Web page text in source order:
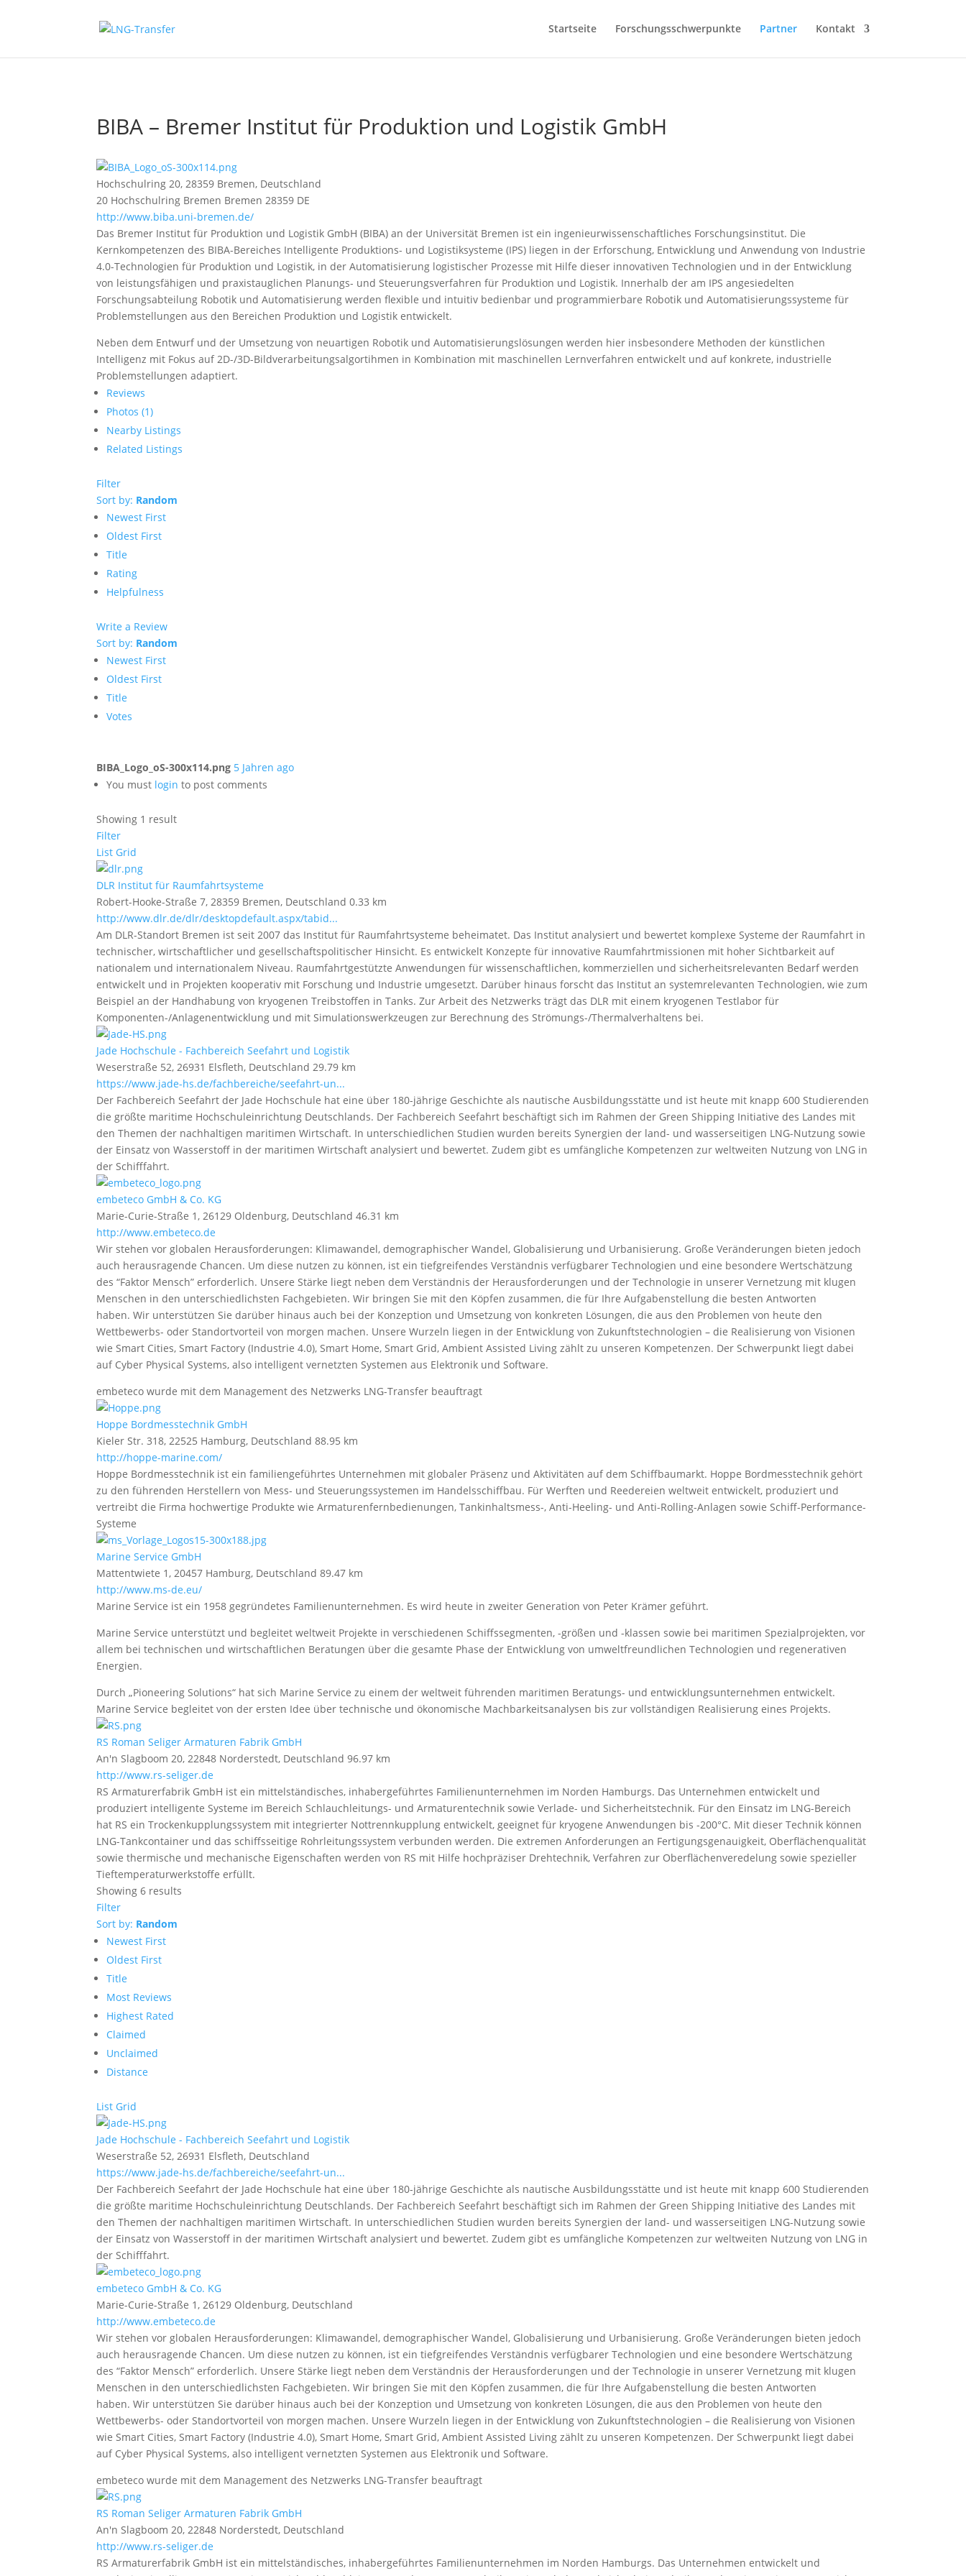
Startseite Forschungsschwerpunkte Partner Kontakt
BIBA – Bremer Institut für Produktion und Logistik GmbH
Hochschulring 20, 28359 Bremen, Deutschland
20 Hochschulring Bremen Bremen 28359 DE
http://www.biba.uni-bremen.de/
Das Bremer Institut für Produktion und Logistik GmbH (BIBA) an der Universität Bremen ist ein ingenieurwissenschaftliches Forschungsinstitut. Die
Kernkompetenzen des BIBA-Bereiches Intelligente Produktions- und Logistiksysteme (IPS) liegen in der Erforschung, Entwicklung und Anwendung von Industrie
4.0-Technologien für Produktion und Logistik, in der Automatisierung logistischer Prozesse mit Hilfe dieser innovativen Technologien und in der Entwicklung
von leistungsfähigen und praxistauglichen Planungs- und Steuerungsverfahren für Produktion und Logistik. Innerhalb der am IPS angesiedelten
Forschungsabteilung Robotik und Automatisierung werden flexible und intuitiv bedienbar und programmierbare Robotik und Automatisierungssysteme für
Problemstellungen aus den Bereichen Produktion und Logistik entwickelt.
Neben dem Entwurf und der Umsetzung von neuartigen Robotik und Automatisierungslösungen werden hier insbesondere Methoden der künstlichen
Intelligenz mit Fokus auf 2D-/3D-Bildverarbeitungsalgortihmen in Kombination mit maschinellen Lernverfahren entwickelt und auf konkrete, industrielle
Problemstellungen adaptiert.
Reviews
Photos (1)
Nearby Listings
Related Listings
Filter
Sort by: Random
Newest First
Oldest First
Title
Rating
Helpfulness
Write a Review
Sort by: Random
Newest First
Oldest First
Title
Votes
BIBA_Logo_oS-300x114.png 5 Jahren ago
You must login to post comments
Showing 1 result
Filter
List Grid
DLR Institut für Raumfahrtsysteme
Robert-Hooke-Straße 7, 28359 Bremen, Deutschland 0.33 km
http://www.dlr.de/dlr/desktopdefault.aspx/tabid...
Am DLR-Standort Bremen ist seit 2007 das Institut für Raumfahrtsysteme beheimatet. Das Institut analysiert und bewertet komplexe Systeme der Raumfahrt in
technischer, wirtschaftlicher und gesellschaftspolitischer Hinsicht. Es entwickelt Konzepte für innovative Raumfahrtmissionen mit hoher Sichtbarkeit auf
nationalem und internationalem Niveau. Raumfahrtgestützte Anwendungen für wissenschaftlichen, kommerziellen und sicherheitsrelevanten Bedarf werden
entwickelt und in Projekten kooperativ mit Forschung und Industrie umgesetzt. Darüber hinaus forscht das Institut an systemrelevanten Technologien, wie zum
Beispiel an der Handhabung von kryogenen Treibstoffen in Tanks. Zur Arbeit des Netzwerks trägt das DLR mit einem kryogenen Testlabor für
Komponenten-/Anlagenentwicklung und mit Simulationswerkzeugen zur Berechnung des Strömungs-/Thermalverhaltens bei.
Jade Hochschule - Fachbereich Seefahrt und Logistik
Weserstraße 52, 26931 Elsfleth, Deutschland 29.79 km
https://www.jade-hs.de/fachbereiche/seefahrt-un...
Der Fachbereich Seefahrt der Jade Hochschule hat eine über 180-jährige Geschichte als nautische Ausbildungsstätte und ist heute mit knapp 600 Studierenden
die größte maritime Hochschuleinrichtung Deutschlands. Der Fachbereich Seefahrt beschäftigt sich im Rahmen der Green Shipping Initiative des Landes mit
den Themen der nachhaltigen maritimen Wirtschaft. In unterschiedlichen Studien wurden bereits Synergien der land- und wasserseitigen LNG-Nutzung sowie
der Einsatz von Wasserstoff in der maritimen Wirtschaft analysiert und bewertet. Zudem gibt es umfängliche Kompetenzen zur weltweiten Nutzung von LNG in
der Schifffahrt.
embeteco GmbH & Co. KG
Marie-Curie-Straße 1, 26129 Oldenburg, Deutschland 46.31 km
http://www.embeteco.de
Wir stehen vor globalen Herausforderungen: Klimawandel, demographischer Wandel, Globalisierung und Urbanisierung. Große Veränderungen bieten jedoch
auch herausragende Chancen. Um diese nutzen zu können, ist ein tiefgreifendes Verständnis verfügbarer Technologien und eine besondere Wertschätzung
des “Faktor Mensch” erforderlich. Unsere Stärke liegt neben dem Verständnis der Herausforderungen und der Technologie in unserer Vernetzung mit klugen
Menschen in den unterschiedlichsten Fachgebieten. Wir bringen Sie mit den Köpfen zusammen, die für Ihre Aufgabenstellung die besten Antworten
haben. Wir unterstützen Sie darüber hinaus auch bei der Konzeption und Umsetzung von konkreten Lösungen, die aus den Problemen von heute den
Wettbewerbs- oder Standortvorteil von morgen machen. Unsere Wurzeln liegen in der Entwicklung von Zukunftstechnologien – die Realisierung von Visionen
wie Smart Cities, Smart Factory (Industrie 4.0), Smart Home, Smart Grid, Ambient Assisted Living zählt zu unseren Kompetenzen. Der Schwerpunkt liegt dabei
auf Cyber Physical Systems, also intelligent vernetzten Systemen aus Elektronik und Software.
embeteco wurde mit dem Management des Netzwerks LNG-Transfer beauftragt
Hoppe Bordmesstechnik GmbH
Kieler Str. 318, 22525 Hamburg, Deutschland 88.95 km
http://hoppe-marine.com/
Hoppe Bordmesstechnik ist ein familiengeführtes Unternehmen mit globaler Präsenz und Aktivitäten auf dem Schiffbaumarkt. Hoppe Bordmesstechnik gehört
zu den führenden Herstellern von Mess- und Steuerungssystemen im Handelsschiffbau. Für Werften und Reedereien weltweit entwickelt, produziert und
vertreibt die Firma hochwertige Produkte wie Armaturenfernbedienungen, Tankinhaltsmess-, Anti-Heeling- und Anti-Rolling-Anlagen sowie Schiff-Performance-
Systeme
Marine Service GmbH
Mattentwiete 1, 20457 Hamburg, Deutschland 89.47 km
http://www.ms-de.eu/
Marine Service ist ein 1958 gegründetes Familienunternehmen. Es wird heute in zweiter Generation von Peter Krämer geführt.
Marine Service unterstützt und begleitet weltweit Projekte in verschiedenen Schiffssegmenten, -größen und -klassen sowie bei maritimen Spezialprojekten, vor
allem bei technischen und wirtschaftlichen Beratungen über die gesamte Phase der Entwicklung von umweltfreundlichen Technologien und regenerativen
Energien.
Durch „Pioneering Solutions“ hat sich Marine Service zu einem der weltweit führenden maritimen Beratungs- und entwicklungsunternehmen entwickelt.
Marine Service begleitet von der ersten Idee über technische und ökonomische Machbarkeitsanalysen bis zur vollständigen Realisierung eines Projekts.
RS Roman Seliger Armaturen Fabrik GmbH
An'n Slagboom 20, 22848 Norderstedt, Deutschland 96.97 km
http://www.rs-seliger.de
RS Armaturerfabrik GmbH ist ein mittelständisches, inhabergeführtes Familienunternehmen im Norden Hamburgs. Das Unternehmen entwickelt und
produziert intelligente Systeme im Bereich Schlauchleitungs- und Armaturentechnik sowie Verlade- und Sicherheitstechnik. Für den Einsatz im LNG-Bereich
hat RS ein Trockenkupplungssystem mit integrierter Nottrennkupplung entwickelt, geeignet für kryogene Anwendungen bis -200°C. Mit dieser Technik können
LNG-Tankcontainer und das schiffsseitige Rohrleitungssystem verbunden werden. Die extremen Anforderungen an Fertigungsgenauigkeit, Oberflächenqualität
sowie thermische und mechanische Eigenschaften werden von RS mit Hilfe hochpräziser Drehtechnik, Verfahren zur Oberflächenveredelung sowie spezieller
Tieftemperaturwerkstoffe erfüllt.
Showing 6 results
Filter
Sort by: Random
Newest First
Oldest First
Title
Most Reviews
Highest Rated
Claimed
Unclaimed
Distance
List Grid
Jade Hochschule - Fachbereich Seefahrt und Logistik
Weserstraße 52, 26931 Elsfleth, Deutschland
https://www.jade-hs.de/fachbereiche/seefahrt-un...
Der Fachbereich Seefahrt der Jade Hochschule hat eine über 180-jährige Geschichte als nautische Ausbildungsstätte und ist heute mit knapp 600 Studierenden
die größte maritime Hochschuleinrichtung Deutschlands. Der Fachbereich Seefahrt beschäftigt sich im Rahmen der Green Shipping Initiative des Landes mit
den Themen der nachhaltigen maritimen Wirtschaft. In unterschiedlichen Studien wurden bereits Synergien der land- und wasserseitigen LNG-Nutzung sowie
der Einsatz von Wasserstoff in der maritimen Wirtschaft analysiert und bewertet. Zudem gibt es umfängliche Kompetenzen zur weltweiten Nutzung von LNG in
der Schifffahrt.
embeteco GmbH & Co. KG
Marie-Curie-Straße 1, 26129 Oldenburg, Deutschland
http://www.embeteco.de
Wir stehen vor globalen Herausforderungen: Klimawandel, demographischer Wandel, Globalisierung und Urbanisierung. Große Veränderungen bieten jedoch
auch herausragende Chancen. Um diese nutzen zu können, ist ein tiefgreifendes Verständnis verfügbarer Technologien und eine besondere Wertschätzung
des “Faktor Mensch” erforderlich. Unsere Stärke liegt neben dem Verständnis der Herausforderungen und der Technologie in unserer Vernetzung mit klugen
Menschen in den unterschiedlichsten Fachgebieten. Wir bringen Sie mit den Köpfen zusammen, die für Ihre Aufgabenstellung die besten Antworten
haben. Wir unterstützen Sie darüber hinaus auch bei der Konzeption und Umsetzung von konkreten Lösungen, die aus den Problemen von heute den
Wettbewerbs- oder Standortvorteil von morgen machen. Unsere Wurzeln liegen in der Entwicklung von Zukunftstechnologien – die Realisierung von Visionen
wie Smart Cities, Smart Factory (Industrie 4.0), Smart Home, Smart Grid, Ambient Assisted Living zählt zu unseren Kompetenzen. Der Schwerpunkt liegt dabei
auf Cyber Physical Systems, also intelligent vernetzten Systemen aus Elektronik und Software.
embeteco wurde mit dem Management des Netzwerks LNG-Transfer beauftragt
RS Roman Seliger Armaturen Fabrik GmbH
An'n Slagboom 20, 22848 Norderstedt, Deutschland
http://www.rs-seliger.de
RS Armaturerfabrik GmbH ist ein mittelständisches, inhabergeführtes Familienunternehmen im Norden Hamburgs. Das Unternehmen entwickelt und